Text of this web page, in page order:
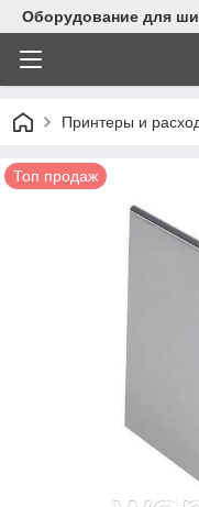
Оборудование для
Принтеры и
Топ продаж